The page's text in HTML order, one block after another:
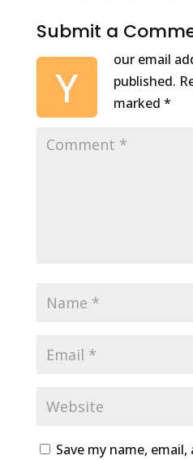
Submit a
Y
our email
published.
marked *
Save my name,